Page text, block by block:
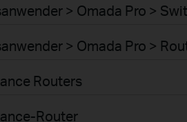
> Omada Pro >
> Omada Pro >
Routers
Router